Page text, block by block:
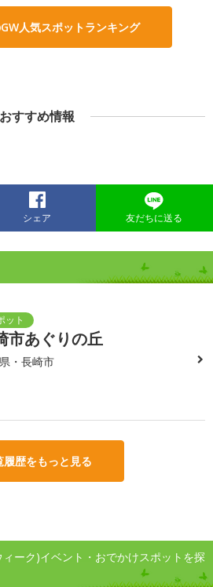
人気スポットランキング
おすすめ情報
シェア 友だちに送る
市あぐりの丘
・長崎市
履歴をもっと見る
ーク)イベント・おでかけスポットを探